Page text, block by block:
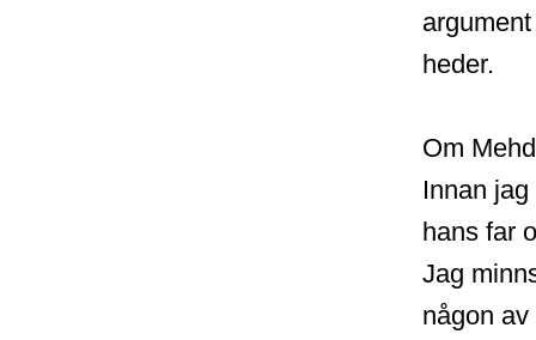
heder.
Om
Innan
hans far
Jag
någon